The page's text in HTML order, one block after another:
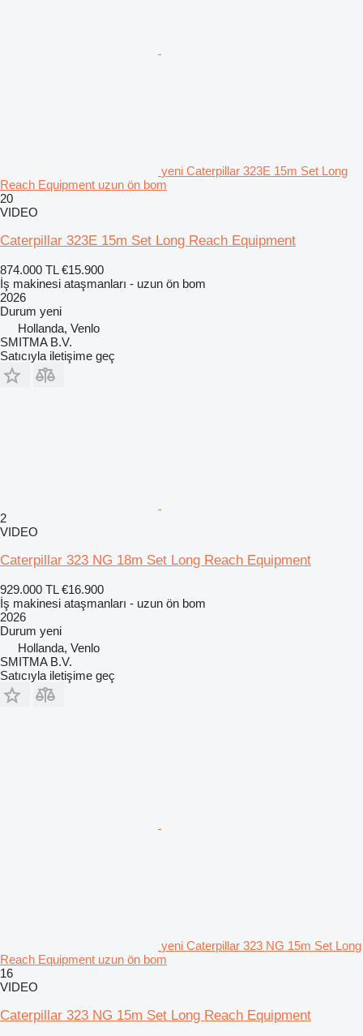
yeni Caterpillar 323E 15m Set Long
Reach Equipment uzun ön bom
20
VIDEO
Caterpillar 323E 15m Set Long Reach Equipment
874.000 TL €15.900
İş makinesi ataşmanları - uzun ön bom
2026
Durum yeni
Hollanda, Venlo
SMITMA B.V.
Satıcıyla iletişime geç
2
VIDEO
Caterpillar 323 NG 18m Set Long Reach Equipment
929.000 TL €16.900
İş makinesi ataşmanları - uzun ön bom
2026
Durum yeni
Hollanda, Venlo
SMITMA B.V.
Satıcıyla iletişime geç
yeni Caterpillar 323 NG 15m Set Long
Reach Equipment uzun ön bom
16
VIDEO
Caterpillar 323 NG 15m Set Long Reach Equipment